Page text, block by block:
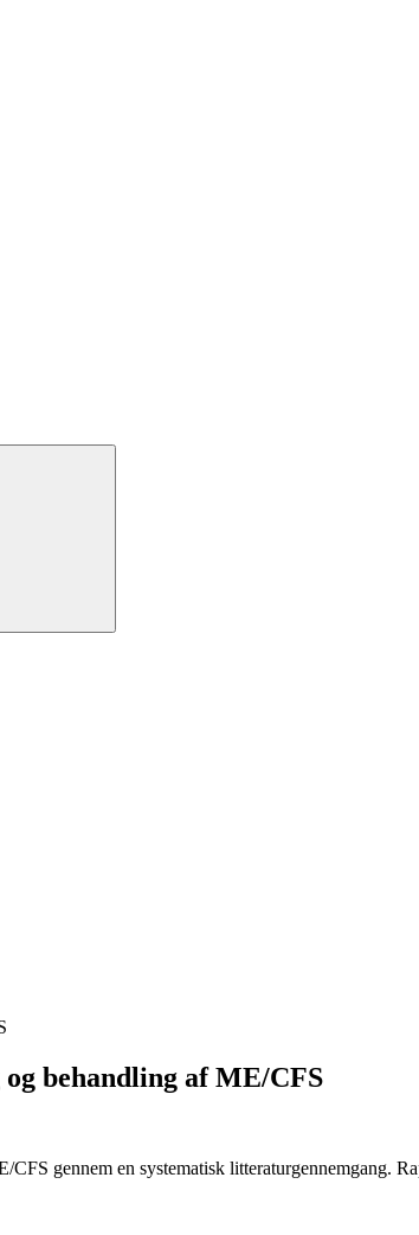
behandling af ME/CFS
gennem en systematisk litteraturgennemgang.